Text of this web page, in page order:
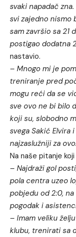
svaki napadač
svi zajedno nismo
sam završio sa 21
postigao dodatna
nastavio.
– Mnogo mi je
treniranje pred
mogu reći da se
sve ovo ne bi bilo
koji su, slobodno
svega Sakić Elvira
najzaslužniji za ovo.
Na naše pitanje
– Najdraži gol
pola centra uzeo
pobjedu od 2:0,
pogodak i
– Imam veliku
klubu, trenirati sa